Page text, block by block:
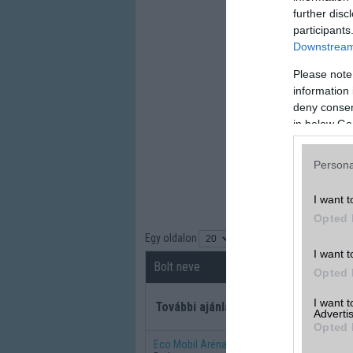
further
Please
information
deny
in below
I want
Opted
I want
Opted
I want
Opted
Egy oldalon
Bolt neve
További ajánlatok
Eco Mobil Aréna Szervíz